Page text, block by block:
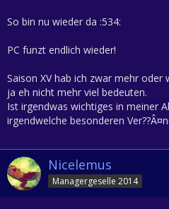
So bin nu wieder da :534:
PC funzt endlich wieder!
Saison XV hab ich zwar mehr
ja eh nicht mehr viel bedeuten.
Ist irgendwas wichtiges in meiner
irgendwelche besonderen
Nicelemus
Managergeselle 2014